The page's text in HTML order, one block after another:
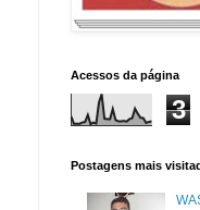
Acessos da página
3
Postagens mais